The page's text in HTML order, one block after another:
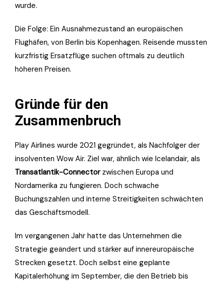
wurde.
Die Folge: Ein Ausnahmezustand an europäischen
Flughäfen, von Berlin bis Kopenhagen. Reisende mussten
kurzfristig Ersatzflüge suchen oftmals zu deutlich
höheren Preisen.
Gründe für den
Zusammenbruch
Play Airlines wurde 2021 gegründet, als Nachfolger der
insolventen Wow Air. Ziel war, ähnlich wie Icelandair, als
Transatlantik-Connectorzwischen Europa und
Nordamerika zu fungieren. Doch schwache
Buchungszahlen und interne Streitigkeiten schwächten
das Geschäftsmodell.
Im vergangenen Jahr hatte das Unternehmen die
Strategie geändert und stärker auf innereuropäische
Strecken gesetzt. Doch selbst eine geplante
Kapitalerhöhung im September, die den Betrieb bis